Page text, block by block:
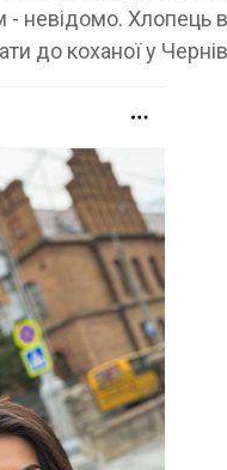
невідомо. Хлопець
до коханої у